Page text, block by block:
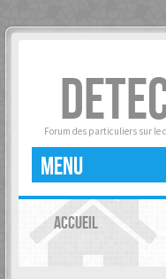
Forum des particuliers sur le
MENU
ACCUEIL